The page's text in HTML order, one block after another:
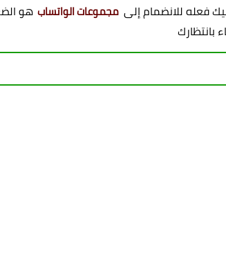
فعله للانضمام إلى مجموعات الواتساب هو
بانتظارك